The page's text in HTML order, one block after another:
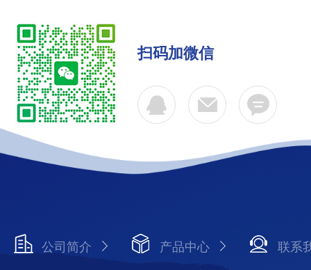
扫码加微信
公司简介 产品中心 联系